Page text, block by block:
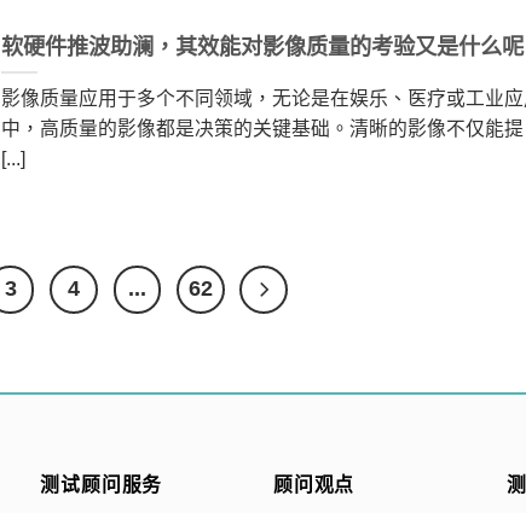
软硬件推波助澜，其效能对影像质量的考验又是什么
影像质量应用于多个不同领域，无论是在娱乐、医疗或工业
中，高质量的影像都是决策的关键基础。清晰的影像不仅能提
[...]
3 4 ... 62
测试顾问服务 顾问观点